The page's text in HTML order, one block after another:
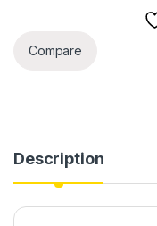
Compare
Description